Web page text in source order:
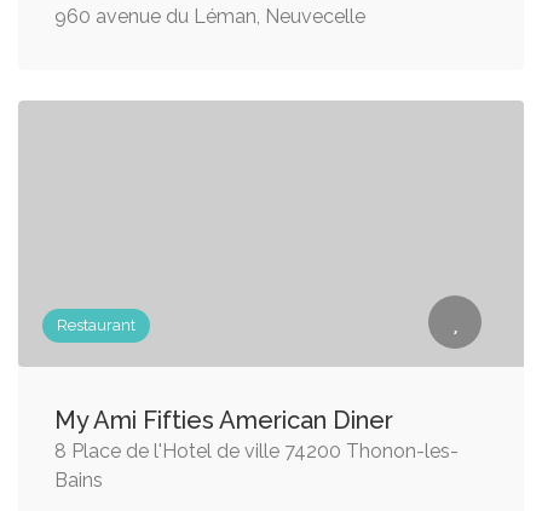
960 avenue du Léman, Neuvecelle
Restaurant
My Ami Fifties American Diner
8 Place de l'Hotel de ville 74200 Thonon-les-
Bains